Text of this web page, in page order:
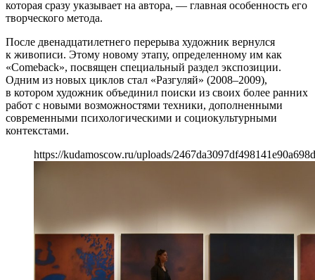
которая сразу указывает на автора, — главная особенность его
творческого метода.
После двенадцатилетнего перерыва художник вернулся
к живописи. Этому новому этапу, определенному им как
«Comeback», посвящен специальный раздел экспозиции.
Одним из новых циклов стал «Разгуляй» (2008–2009),
в котором художник объединил поиски из своих более ранних
работ с новыми возможностями техники, дополненными
современными психологическими и социокультурными
контекстами.
https://kudamoscow.ru/uploads/